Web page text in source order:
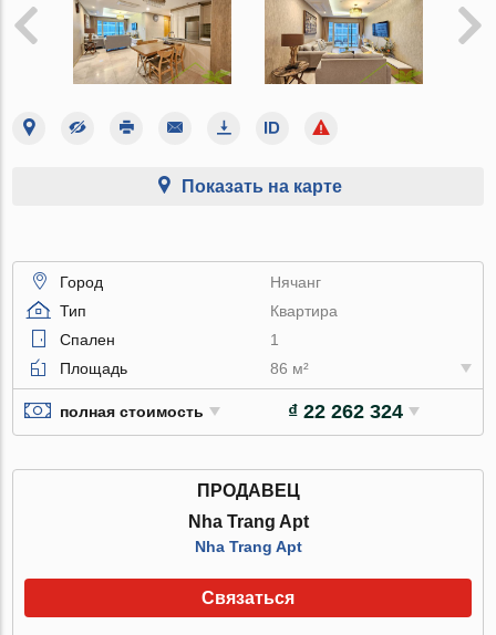
Показать на карте
Город
Нячанг
Тип
Квартира
Спален
1
Площадь
86 м²
полная стоимость ₫ 22 262 324
ПРОДАВЕЦ
Nha Trang Apt
Nha Trang Apt
Связаться